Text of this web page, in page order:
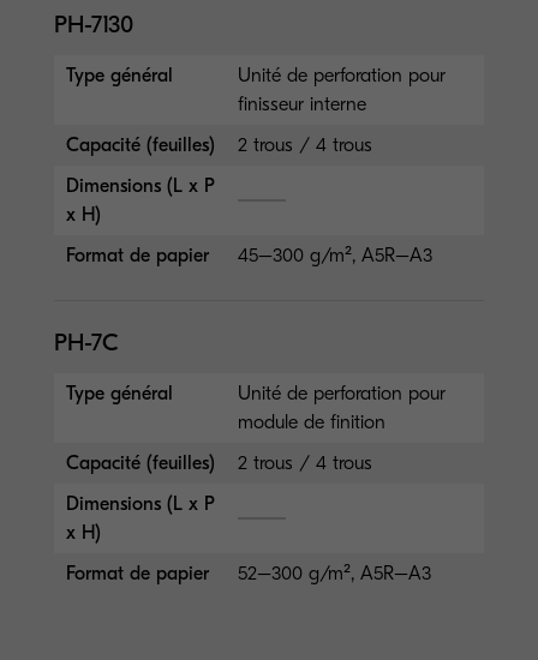
PH-7130
Type général
Unité de perforation pour
finisseur interne
Capacité (feuilles)
2 trous / 4 trous
Dimensions (L x P
x H)
Format de papier
45–300 g/m², A5R–A3
PH-7C
Type général
Unité de perforation pour
module de finition
Capacité (feuilles)
2 trous / 4 trous
Dimensions (L x P
x H)
Format de papier
52–300 g/m², A5R–A3